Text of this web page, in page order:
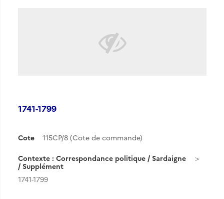
1741-1799
Cote 115CP/8 (Cote de commande)
Contexte : Correspondance politique / Sardaigne
/ Supplément
1741-1799